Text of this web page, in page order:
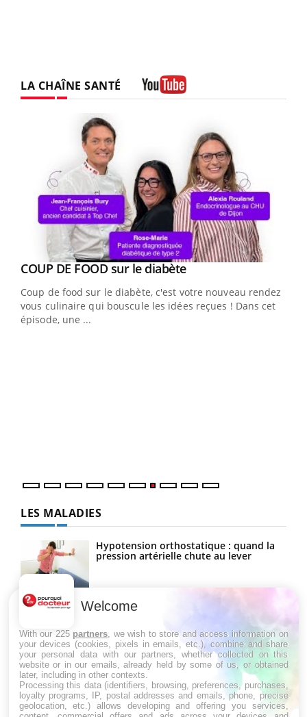
LA CHAÎNE SANTÉ
Youtube
COUP DE FOOD sur le diabèteYoutube
Coup de food sur le diabète, c'est votre nouveau rendez-
vous culinaire qui bouscule les idées reçues ! Dans cet
épisode, une ...
LES MALADIES
Hypotension orthostatique : quand la
pression artérielle chute au lever
Drépanocytose : une déformation des
globules rouges aux conséquences
Maladie de Charcot (Sclérose latérale
amyotrophique)
Welcome
With our 225 partners , we wish to store and access information on
your devices (cookies, pixels in emails, etc.), combine and share
your personal data with our partners, whether collected on this
website or in our emails, already held by some of us, or obtained
later, including in other contexts.
Processing this data (identifiers, browsing, preferences, purchases,
loyalty programs, IP, postal addresses and emails, phone, precise
geolocation, etc.) allows developing and offering you services,